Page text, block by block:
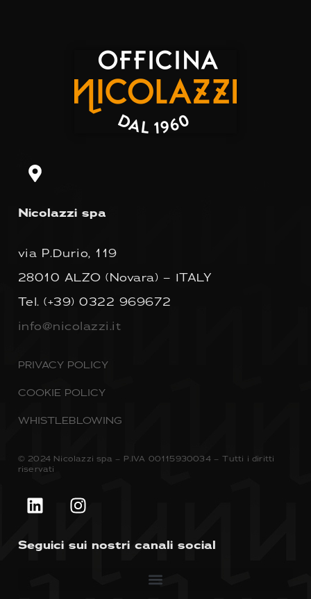
Nicolazzi spa
via P.Durio, 119
28010 ALZO (Novara) – ITALY
Tel.(+39) 0322 969672
info@nicolazzi.it
PRIVACY POLICY
COOKIE POLICY
WHISTLEBLOWING
© 2024 Nicolazzi spa – P.IVA 00115930034 – Tutti i diritti
riservati
Seguici sui nostri canali social